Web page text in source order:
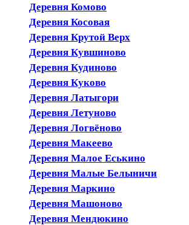
Деревня Комово
Деревня Косовая
Деревня Крутой Верх
Деревня Кувшиново
Деревня Кудиново
Деревня Куково
Деревня Латыгори
Деревня Летуново
Деревня Логвёново
Деревня Макеево
Деревня Малое Еськино
Деревня Малые Белыничи
Деревня Маркино
Деревня Машоново
Деревня Мендюкино